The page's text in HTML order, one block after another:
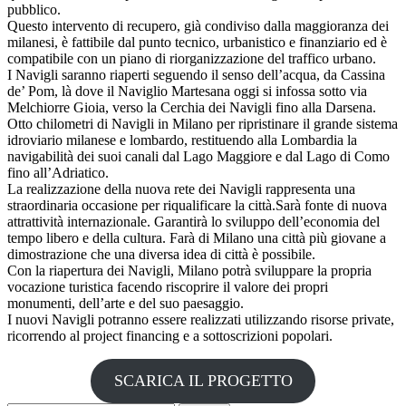
pubblico.
Questo intervento di recupero, già condiviso dalla maggioranza dei
milanesi, è fattibile dal punto tecnico, urbanistico e finanziario ed è
compatibile con un piano di riorganizzazione del traffico urbano.
I Navigli saranno riaperti seguendo il senso dell’acqua, da Cassina
de’ Pom, là dove il Naviglio Martesana oggi si infossa sotto via
Melchiorre Gioia, verso la Cerchia dei Navigli fino alla Darsena.
Otto chilometri di Navigli in Milano per ripristinare il grande sistema
idroviario milanese e lombardo, restituendo alla Lombardia la
navigabilità dei suoi canali dal Lago Maggiore e dal Lago di Como
fino all’Adriatico.
La realizzazione della nuova rete dei Navigli rappresenta una
straordinaria occasione per riqualificare la città.Sarà fonte di nuova
attrattività internazionale. Garantirà lo sviluppo dell’economia del
tempo libero e della cultura. Farà di Milano una città più giovane a
dimostrazione che una diversa idea di città è possibile.
Con la riapertura dei Navigli, Milano potrà sviluppare la propria
vocazione turistica facendo riscoprire il valore dei propri
monumenti, dell’arte e del suo paesaggio.
I nuovi Navigli potranno essere realizzati utilizzando risorse private,
ricorrendo al project financing e a sottoscrizioni popolari.
SCARICA IL PROGETTO